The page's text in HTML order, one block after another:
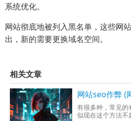
系统优化。
网站彻底地被列入黑名单，这些网
出，新的需要更换域名空间。
相关文章
网站seo作弊 (
有很多种，常见
似现在这个方法不